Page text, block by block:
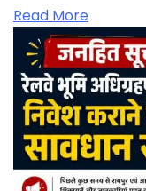
Read More